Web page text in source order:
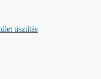
tisztítás